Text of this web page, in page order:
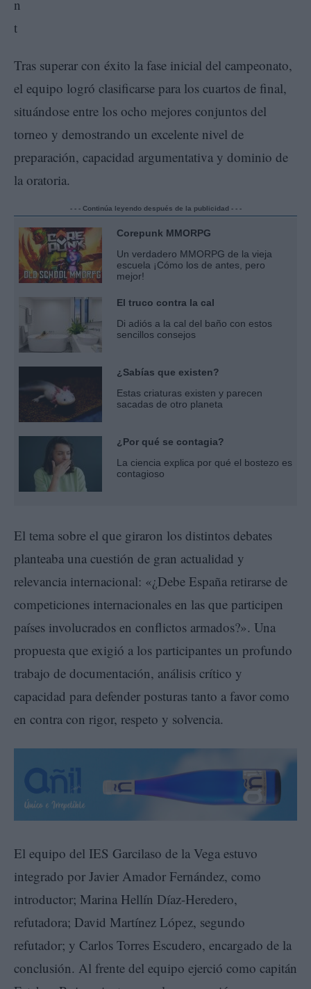
Tras superar con éxito la fase inicial del campeonato,
el equipo logró clasificarse para los cuartos de final,
situándose entre los ocho mejores conjuntos del
torneo y demostrando un excelente nivel de
preparación, capacidad argumentativa y dominio de
la oratoria.
- - - Continúa leyendo después de la publicidad - - -
Corepunk MMORPG
Un verdadero MMORPG de la vieja
escuela ¡Cómo los de antes, pero
mejor!
El truco contra la cal
Di adiós a la cal del baño con estos
sencillos consejos
¿Sabías que existen?
Estas criaturas existen y parecen
sacadas de otro planeta
¿Por qué se contagia?
La ciencia explica por qué el bostezo es
contagioso
El tema sobre el que giraron los distintos debates
planteaba una cuestión de gran actualidad y
relevancia internacional: «¿Debe España retirarse de
competiciones internacionales en las que participen
países involucrados en conflictos armados?». Una
propuesta que exigió a los participantes un profundo
trabajo de documentación, análisis crítico y
capacidad para defender posturas tanto a favor como
en contra con rigor, respeto y solvencia.
El equipo del IES Garcilaso de la Vega estuvo
integrado por Javier Amador Fernández, como
introductor; Marina Hellín Díaz-Heredero,
refutadora; David Martínez López, segundo
refutador; y Carlos Torres Escudero, encargado de la
conclusión. Al frente del equipo ejerció como capitán